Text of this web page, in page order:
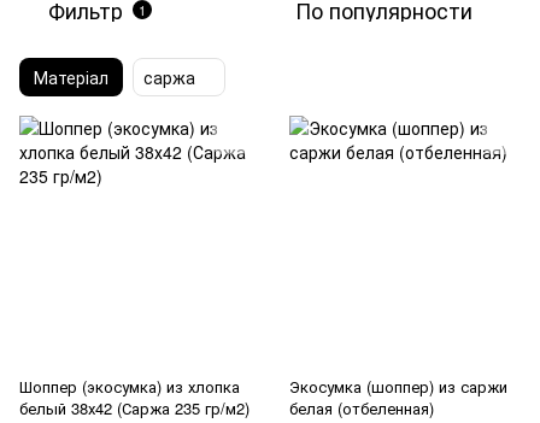
Фильтр 1 По популярности
Матеріал саржа
Шоппер (экосумка) из хлопка
белый 38х42 (Саржа 235 гр/м2)
Экосумка (шоппер) из саржи
белая (отбеленная)